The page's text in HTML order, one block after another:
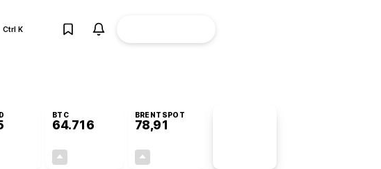
Ctrl K
BTC
64.716
BRENTSPOT
78,91